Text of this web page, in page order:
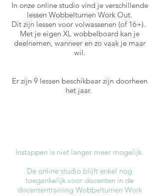
In onze online studio vind je verschillende
lessen Wobbelturnen Work Out.
Dit zijn lessen voor volwassenen (of 16+).
Met je eigen XL wobbelboard kan je
deelnemen, wanneer en zo vaak je maar
wil.
Er zijn 9 lessen beschikbaar zijn doorheen
het jaar.
Instappen is niet langer meer mogelijk.
De online studio blijft enkel nog
toegankelijk voor docenten in de
docententraining Wobbelturnen Work